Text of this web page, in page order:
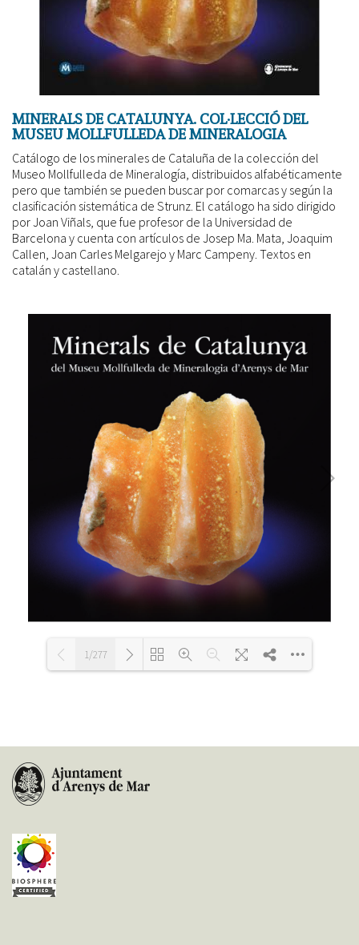
MINERALS DE CATALUNYA. COL·LECCIÓ DEL
MUSEU MOLLFULLEDA DE MINERALOGIA
Catálogo de los minerales de Cataluña de la colección del
Museo Mollfulleda de Mineralogía, distribuidos alfabéticamente
pero que también se pueden buscar por comarcas y según la
clasificación sistemática de Strunz. El catálogo ha sido dirigido
por Joan Viñals, que fue profesor de la Universidad de
Barcelona y cuenta con artículos de Josep Ma. Mata, Joaquim
Callen, Joan Carles Melgarejo y Marc Campeny. Textos en
catalán y castellano.
1/277